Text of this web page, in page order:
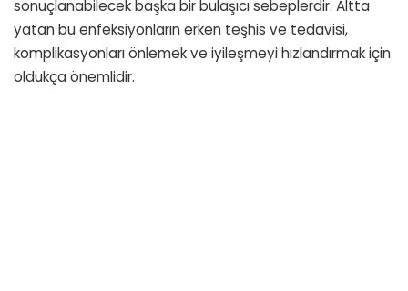
sonuçlanabilecek başka bir bulaşıcı sebeplerdir. Altta
yatan bu enfeksiyonların erken teşhis ve tedavisi,
komplikasyonları önlemek ve iyileşmeyi hızlandırmak için
oldukça önemlidir.